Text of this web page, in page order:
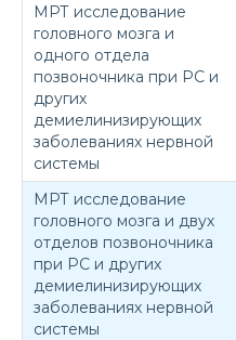
МРТ исследование
головного мозга и
одного отдела
позвоночника при РС и
других
демиелинизирующих
заболеваниях нервной
системы
МРТ исследование
головного мозга и двух
отделов позвоночника
при РС и других
демиелинизирующих
заболеваниях нервной
системы